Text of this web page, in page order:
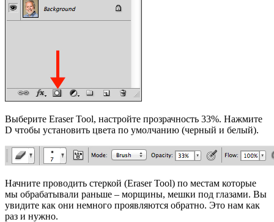
Выберите Eraser Tool, настройте прозрачность 33%. Нажмите
D чтобы установить цвета по умолчанию (черный и белый).
Начните проводить стеркой (Eraser Tool) по местам которые
мы обрабатывали раньше – морщины, мешки под глазами. Вы
увидите как они немного проявляются обратно. Это нам как
раз и нужно.